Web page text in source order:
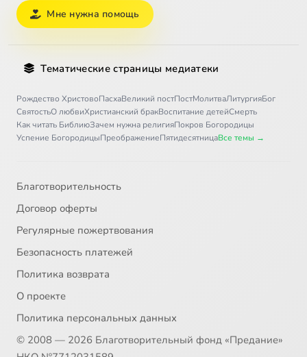
Мне нужна помощь
Тематические страницы медиатеки
Рождество ХристовоПасхаВеликий постПостМолитваЛитургияБог
СвятостьО любвиХристианский бракВоспитание детейСмерть
Как читать БиблиюЗачем нужна религияПокров Богородицы
Успение БогородицыПреображениеПятидесятницаВсе темы →
Благотворительность
Договор оферты
Регулярные пожертвования
Безопасность платежей
Политика возврата
О проекте
Политика персональных данных
© 2008 — 2026 Благотворительный фонд «Предание»